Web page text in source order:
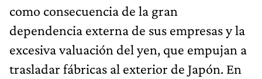
como consecuencia de la gran
dependencia externa de sus empresas y la
excesiva valuación del yen, que empujan a
trasladar fábricas al exterior de Japón. En